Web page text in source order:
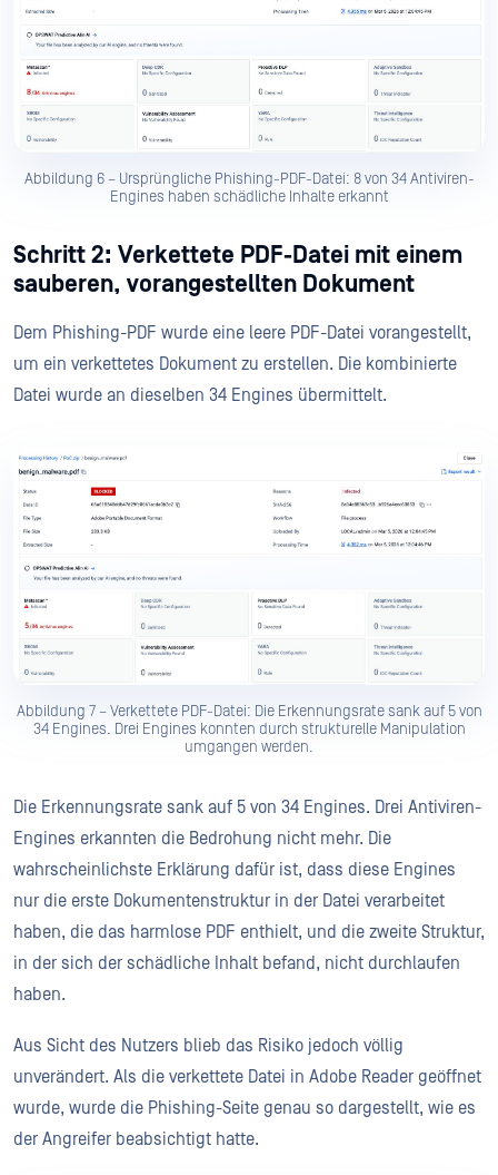
Abbildung 6 – Ursprüngliche Phishing-PDF-Datei: 8 von 34 Antiviren-
Engines haben schädliche Inhalte erkannt
Schritt 2: Verkettete PDF-Datei mit einem
sauberen, vorangestellten Dokument
Dem Phishing-PDF wurde eine leere PDF-Datei vorangestellt,
um ein verkettetes Dokument zu erstellen. Die kombinierte
Datei wurde an dieselben 34 Engines übermittelt.
Abbildung 7 – Verkettete PDF-Datei: Die Erkennungsrate sank auf 5 von
34 Engines. Drei Engines konnten durch strukturelle Manipulation
umgangen werden.
Die Erkennungsrate sank auf 5 von 34 Engines. Drei Antiviren-
Engines erkannten die Bedrohung nicht mehr. Die
wahrscheinlichste Erklärung dafür ist, dass diese Engines
nur die erste Dokumentenstruktur in der Datei verarbeitet
haben, die das harmlose PDF enthielt, und die zweite Struktur,
in der sich der schädliche Inhalt befand, nicht durchlaufen
haben.
Aus Sicht des Nutzers blieb das Risiko jedoch völlig
unverändert. Als die verkettete Datei in Adobe Reader geöffnet
wurde, wurde die Phishing-Seite genau so dargestellt, wie es
der Angreifer beabsichtigt hatte.